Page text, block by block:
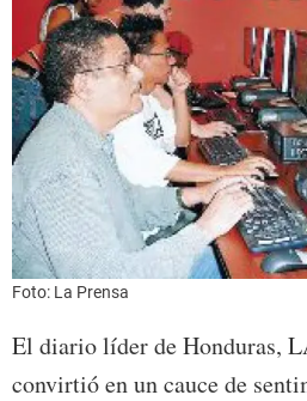
Foto: La Prensa
El diario líder de Honduras,
convirtió en un cauce de